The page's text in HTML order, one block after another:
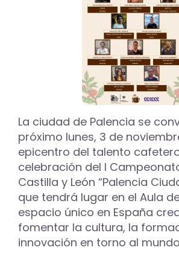
La ciudad de Palencia se
próximo lunes, 3 de
epicentro del talento
celebración del I
Castilla y León “Palencia
que tendrá lugar en el Aula
espacio único en España
fomentar la cultura, la
innovación en torno al